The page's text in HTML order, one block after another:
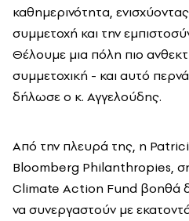
καθημερινότητα,
συμμετοχή και την
Θέλουμε μια πόλη πιο
συμμετοχική - και αυτό
δήλωσε ο κ. Αγγελούδης.
Από την πλευρά της, η
Bloomberg Philanthropies,
Climate Action Fund βοηθά
να συνεργαστούν με